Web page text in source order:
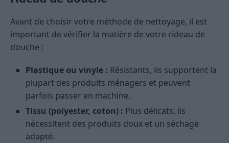
Avant de choisir votre méthode de nettoyage, il est
important de vérifier la matière de votre rideau de
douche :
Plastique ou vinyle : Résistants, ils supportent la
plupart des produits ménagers et peuvent
parfois passer en machine.
Tissu (polyester, coton) : Plus délicats, ils
nécessitent des produits doux et un séchage
adapté.